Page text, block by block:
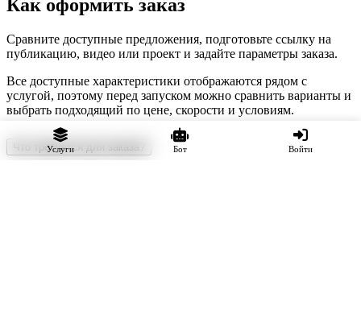
Услуги Бот Войти
Как оформить заказ
Сравните доступные предложения, подготовьте ссылку на
публикацию, видео или проект и задайте параметры заказа.
Все доступные характеристики отображаются рядом с
услугой, поэтому перед запуском можно сравнить варианты и
выбрать подходящий по цене, скорости и условиям.
Что требуется для заказа?